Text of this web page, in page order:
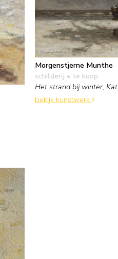
Morgenstjerne Munthe
schilderij • te koop
Het strand bij winter,
bekijk kunstwerk